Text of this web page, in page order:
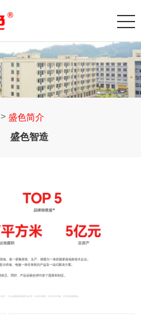
>盛色简介
盛色智造